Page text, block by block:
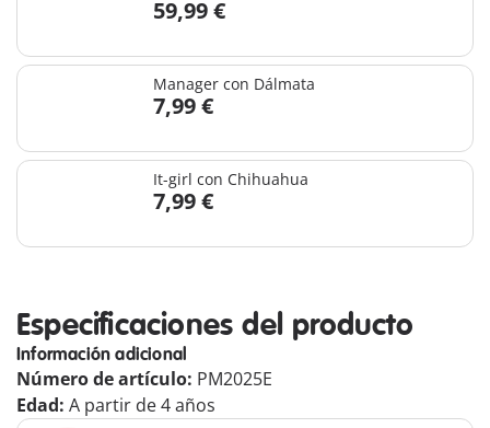
59,99 €
Manager con Dálmata
7,99 €
It-girl con Chihuahua
7,99 €
Especificaciones del producto
Información adicional
Número de artículo: PM2025E
Edad: A partir de 4 años